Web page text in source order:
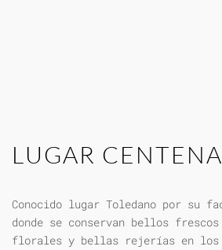
LUGAR
Conocido lugar Toledano por su
donde se conservan bellos
florales y bellas rejerías en los